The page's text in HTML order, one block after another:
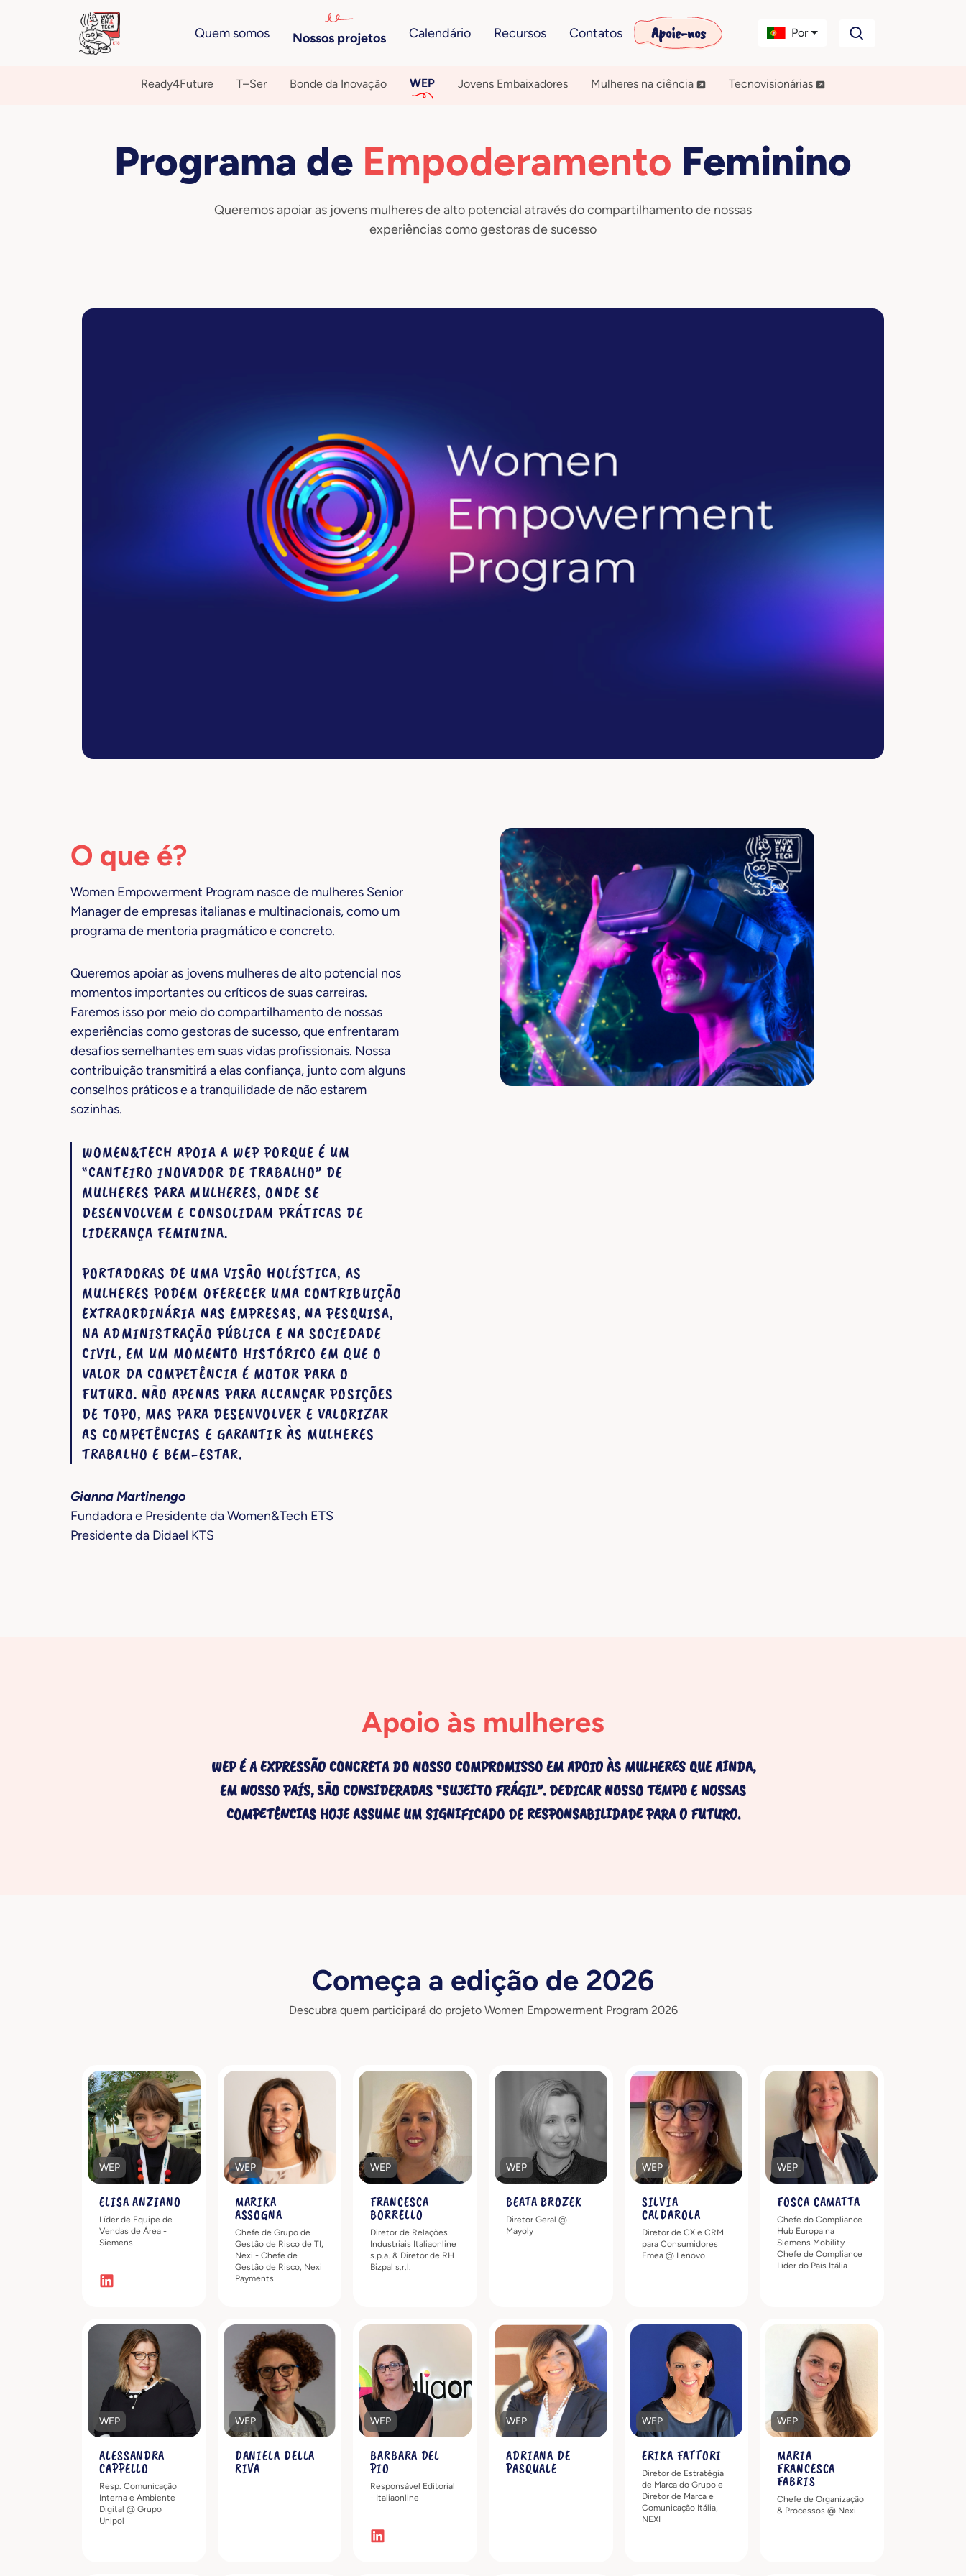
Quem somos Nossos projetos Calendário Recursos Contatos Apoie-nos Por
Ready4Future T–Ser Bonde da Inovação WEP Jovens Embaixadores Mulheres na ciência Tecnovisionárias
Programa de Empoderamento Feminino
Queremos apoiar as jovens mulheres de alto potencial através do compartilhamento de nossas
experiências como gestoras de sucesso
O que é?
Women Empowerment Program nasce de mulheres Senior
Manager de empresas italianas e multinacionais, como um
programa de mentoria pragmático e concreto.
Queremos apoiar as jovens mulheres de alto potencial nos
momentos importantes ou críticos de suas carreiras.
Faremos isso por meio do compartilhamento de nossas
experiências como gestoras de sucesso, que enfrentaram
desafios semelhantes em suas vidas profissionais. Nossa
contribuição transmitirá a elas confiança, junto com alguns
conselhos práticos e a tranquilidade de não estarem
sozinhas.
WOMEN&TECH APOIA A WEP PORQUE É UM
“CANTEIRO INOVADOR DE TRABALHO” DE
MULHERES PARA MULHERES, ONDE SE
DESENVOLVEM E CONSOLIDAM PRÁTICAS DE
LIDERANÇA FEMININA.
PORTADORAS DE UMA VISÃO HOLÍSTICA, AS
MULHERES PODEM OFERECER UMA CONTRIBUIÇÃO
EXTRAORDINÁRIA NAS EMPRESAS, NA PESQUISA,
NA ADMINISTRAÇÃO PÚBLICA E NA SOCIEDADE
CIVIL, EM UM MOMENTO HISTÓRICO EM QUE O
VALOR DA COMPETÊNCIA É MOTOR PARA O
FUTURO. NÃO APENAS PARA ALCANÇAR POSIÇÕES
DE TOPO, MAS PARA DESENVOLVER E VALORIZAR
AS COMPETÊNCIAS E GARANTIR ÀS MULHERES
TRABALHO E BEM-ESTAR.
Gianna Martinengo
Fundadora e Presidente da Women&Tech ETS
Presidente da Didael KTS
Apoio às mulheres
WEP É A EXPRESSÃO CONCRETA DO NOSSO COMPROMISSO EM APOIO ÀS MULHERES QUE AINDA,
EM NOSSO PAÍS, SÃO CONSIDERADAS “SUJEITO FRÁGIL”. DEDICAR NOSSO TEMPO E NOSSAS
COMPETÊNCIAS HOJE ASSUME UM SIGNIFICADO DE RESPONSABILIDADE PARA O FUTURO.
Começa a edição de 2026
Descubra quem participará do projeto Women Empowerment Program 2026
Descubra mais
WEP
ELISA ANZIANO
Líder de Equipe de
Vendas de Área -
Siemens
Descubra mais
WEP
MARIKA
ASSOGNA
Chefe de Grupo de
Gestão de Risco de TI,
Nexi - Chefe de
Gestão de Risco, Nexi
Payments
Descubra mais
WEP
FRANCESCA
BORRELLO
Diretor de Relações
Industriais Italiaonline
s.p.a. & Diretor de RH
Bizpal s.r.l.
Descubra mais
WEP
BEATA BROZEK
Diretor Geral @
Mayoly
Descubra mais
WEP
SILVIA
CALDAROLA
Diretor de CX e CRM
para Consumidores
Emea @ Lenovo
Descubra mais
WEP
FOSCA CAMATTA
Chefe do Compliance
Hub Europa na
Siemens Mobility -
Chefe de Compliance
Líder do País Itália
Descubra mais
WEP
ALESSANDRA
CAPPELLO
Resp. Comunicação
Interna e Ambiente
Digital @ Grupo
Unipol
Descubra mais
WEP
DANIELA DELLA
RIVA
Descubra mais
WEP
BARBARA DEL
PIO
Responsável Editorial
- Italiaonline
Descubra mais
WEP
ADRIANA DE
PASQUALE
Descubra mais
WEP
ERIKA FATTORI
Diretor de Estratégia
de Marca do Grupo e
Diretor de Marca e
Comunicação Itália,
NEXI
Descubra mais
WEP
MARIA
FRANCESCA
FABRIS
Chefe de Organização
& Processos @ Nexi